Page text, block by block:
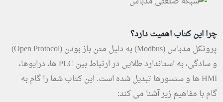
چرا این کتاب اهمیت دارد؟
پروتکل مدباس (Modbus) به دلیل متن باز بودن (Open Protocol)
و سادگی، به استاندارد طلایی در ارتباط بین PLC ها، درایوها،
HMI ها و سنسورها تبدیل شده است. این کتاب شما را گام به
گام با مفاهیم زیر آشنا می کند: